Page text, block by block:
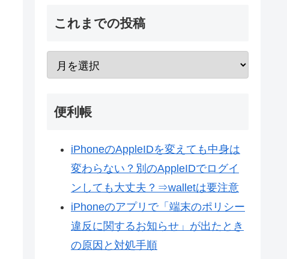
これまでの投稿
便利帳
iPhoneのAppleIDを変えても中身は
変わらない？別のAppleIDでログイ
ンしても大丈夫？⇒walletは要注意
iPhoneのアプリで「端末のポリシー
違反に関するお知らせ」が出たとき
の原因と対処手順